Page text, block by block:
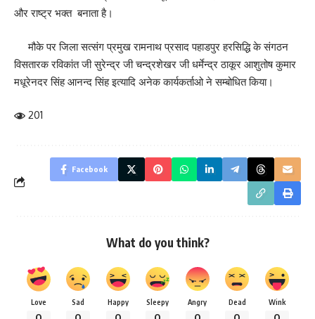
और राष्ट्र भक्त बनाता है।
मौके पर जिला सत्संग प्रमुख रामनाथ प्रसाद पहाडपुर हरसिद्धि के संगठन
विसतारक रविकांत जी सुरेन्द्र जी चन्द्रशेखर जी धर्मेन्द्र ठाकूर आशुतोष कुमार
मधूरेनदर सिंह आनन्द सिंह इत्यादि अनेक कार्यकर्ताओ ने सम्बोधित किया।
201
Facebook
What do you think?
Love Sad Happy Sleepy Angry Dead Wink